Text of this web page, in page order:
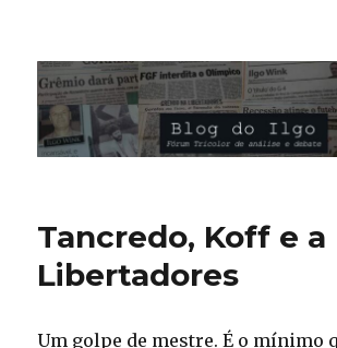
Blog do Ilgo Wink
Tancredo, Koff e a
Libertadores
Um golpe de mestre. É o mínimo